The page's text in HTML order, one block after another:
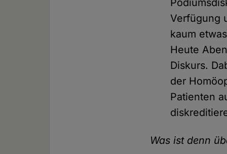
Verfügung
kaum
Heute
Diskurs.
der
Patienten
Was ist denn